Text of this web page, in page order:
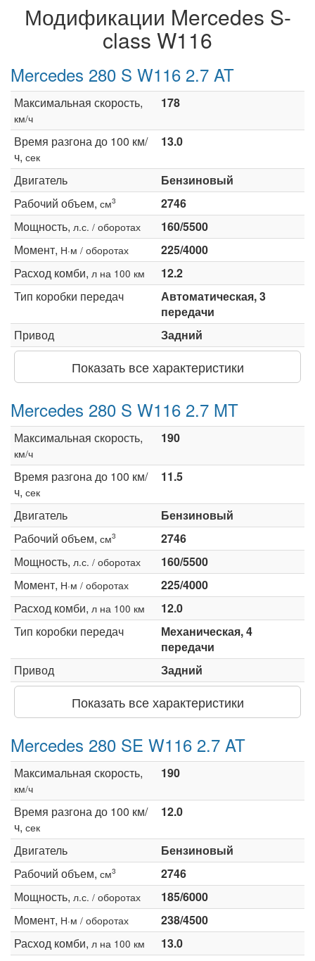
Модификации Mercedes S-
class W116
Mercedes 280 S W116 2.7 AT
Максимальная скорость,
км/ч
178
Время разгона до 100 км/
ч, сек
13.0
Двигатель
Бензиновый
Рабочий объем, см3
2746
Мощность, л.с. / оборотах
160/5500
Момент, Н·м / оборотах
225/4000
Расход комби, л на 100 км
12.2
Тип коробки передач
Автоматическая, 3
передачи
Привод
Задний
Показать все характеристики
Mercedes 280 S W116 2.7 MT
Максимальная скорость,
км/ч
190
Время разгона до 100 км/
ч, сек
11.5
Двигатель
Бензиновый
Рабочий объем, см3
2746
Мощность, л.с. / оборотах
160/5500
Момент, Н·м / оборотах
225/4000
Расход комби, л на 100 км
12.0
Тип коробки передач
Механическая, 4
передачи
Привод
Задний
Показать все характеристики
Mercedes 280 SE W116 2.7 AT
Максимальная скорость,
км/ч
190
Время разгона до 100 км/
ч, сек
12.0
Двигатель
Бензиновый
Рабочий объем, см3
2746
Мощность, л.с. / оборотах
185/6000
Момент, Н·м / оборотах
238/4500
Расход комби, л на 100 км
13.0